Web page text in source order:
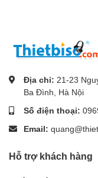
Địa chỉ: 21-23
Ba Đình, Hà Nội
Số điện thoại:
Email:
Hỗ trợ khách hàng